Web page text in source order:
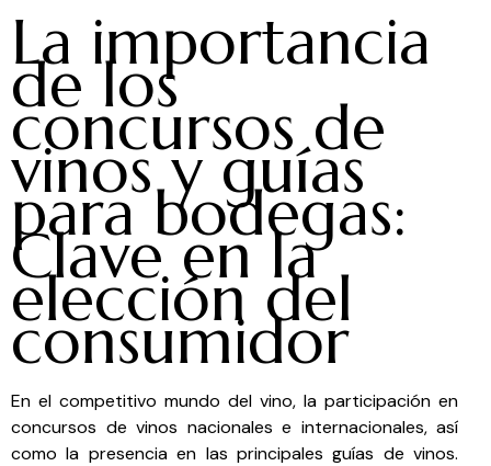
La importancia
de los
concursos de
vinos y guías
para bodegas:
Clave en la
elección del
consumidor
En el competitivo mundo del vino, la participación en
concursos de vinos nacionales e internacionales, así
como la presencia en las principales guías de vinos.